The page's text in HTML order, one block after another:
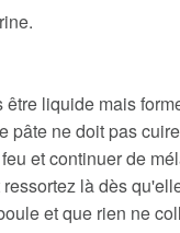
liquide mais
pâte ne doit pas
et continuer de
là dès
et que rien ne